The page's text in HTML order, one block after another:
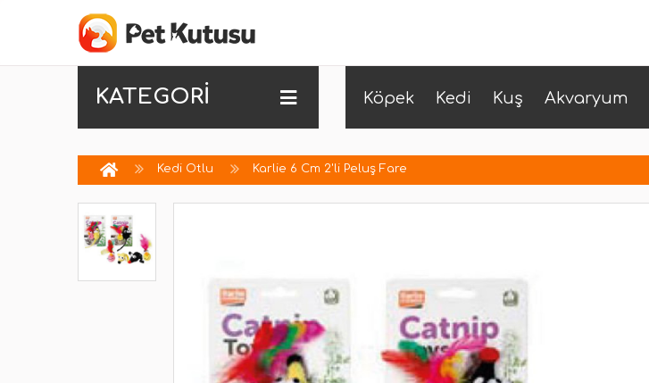
KATEGORİ Köpek Kedi Kuş Akvaryum
Kedi Otlu Karlie 6 Cm 2'li Peluş Fare